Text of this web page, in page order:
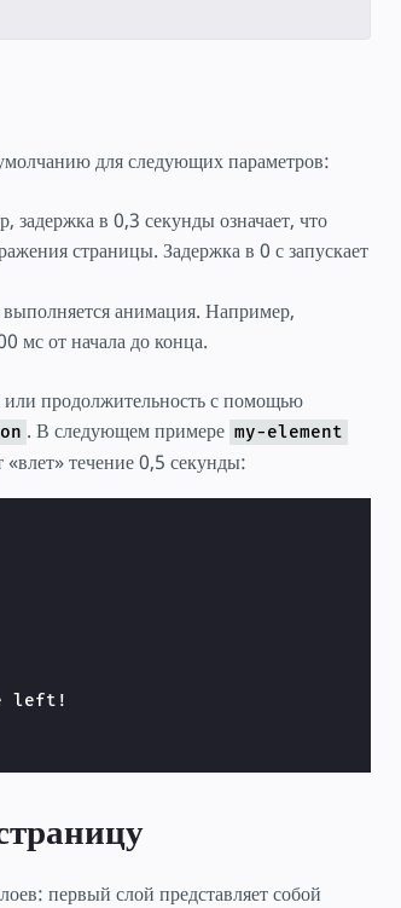
для следующих параметров:
в 0,3 секунды означает, что
страницы. Задержка в 0 с запускает
выполняется анимация. Например,
мс от начала до конца.
продолжительность с помощью
. В следующем примере my-element
«влет» течение 0,5 секунды:
left!
первый слой представляет собой